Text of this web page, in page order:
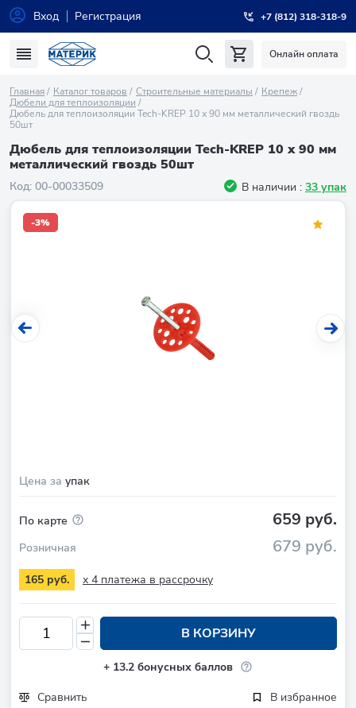
Вход Регистрация +7 (812) 318-318-9
Онлайн оплата
Главная Каталог товаров Строительные материалы
Крепеж
Дюбели для теплоизоляции
Дюбель для теплоизоляции Tech-KREP 10 х 90 мм металлический гвоздь
50шт
Дюбель для теплоизоляции Tech-KREP 10 х 90 мм
металлический гвоздь 50шт
Код: 00-00033509 В наличии : 33 упак
Цена за упак
-3%
По карте 659 руб.
Розничная 679 руб.
165 руб. x 4 платежа в рассрочку
В КОРЗИНУ
+ 13.2 бонусных баллов
Сравнить
В избранное